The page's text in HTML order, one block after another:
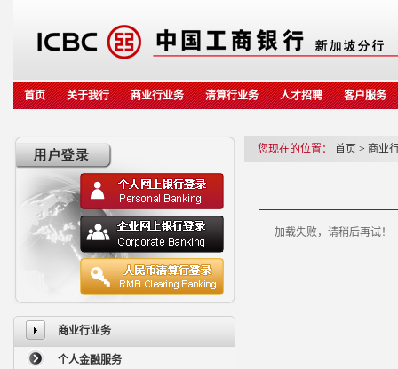
首页 关于我行 商业行业务 清算行业务 人才招聘 客户服务
商业行业务
个人金融服务
您现在的位置： 首页 > 商业
加载失败，请稍后再试！